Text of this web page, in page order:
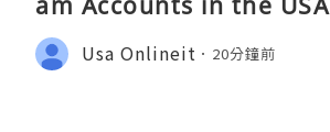
Usa Onlineit 20分鐘前